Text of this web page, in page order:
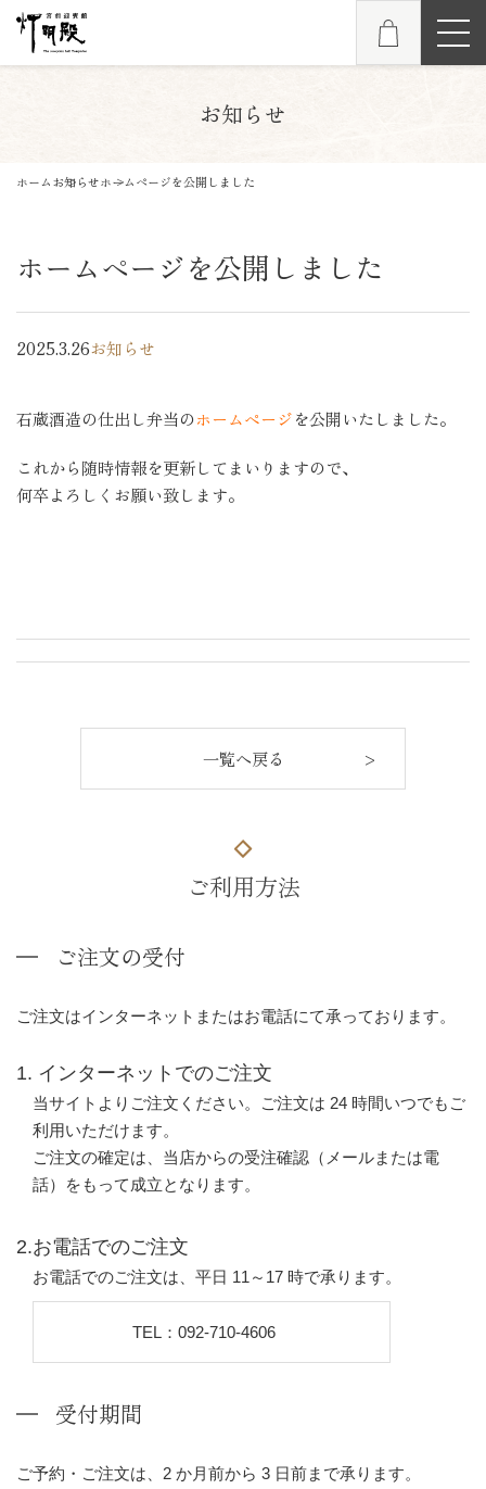
お知らせ
ホームお知らせホームページを公開しました
ホームページを公開しました
2025.3.26お知らせ
石蔵酒造の仕出し弁当のホームページを公開いたしました。
これから随時情報を更新してまいりますので、
何卒よろしくお願い致します。
一覧へ戻る
ご利用方法
ご注文の受付
ご注文はインターネットまたはお電話にて承っております。
1. インターネットでのご注文
当サイトよりご注文ください。ご注文は 24 時間いつでもご
利用いただけます。
ご注文の確定は、当店からの受注確認（メールまたは電
話）をもって成立となります。
2.お電話でのご注文
お電話でのご注文は、平日 11～17 時で承ります。
TEL：092-710-4606
受付期間
ご予約・ご注文は、2 か月前から 3 日前まで承ります。